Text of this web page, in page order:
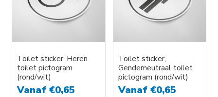
Toilet sticker, Heren
toilet pictogram
(rond/wit)
Vanaf €0,65
Toilet sticker,
Genderneutraal toilet
pictogram (rond/wit)
Vanaf €0,65